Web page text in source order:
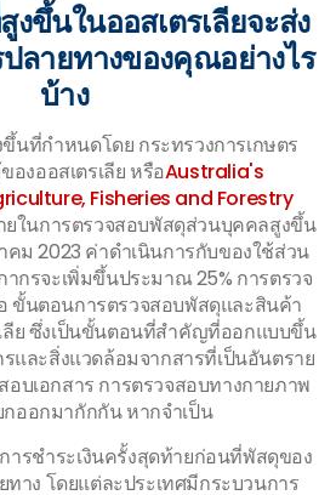
ขึ้นในออสเตรเลียจะส่ง
ลายทางของคุณอย่างไร
บ้าง
นที่กำหนดโดย กระทรวงการเกษตร
องออสเตรเลีย หรือAustralia's
Fisheries and Forestry
ยในการตรวจสอบพัสดุส่วนบุคคลสูงขึ้น
คม 2023 ค่าดำเนินการกับของใช้ส่วน
กรจะเพิ่มขึ้นประมาณ 25% การตรวจ
ขั้นตอนการตรวจสอบพัสดุและสินค้า
ลีย ซึ่งเป็นขั้นตอนที่สำคัญที่ออกแบบขึ้น
และสิ่งแวดล้อมจากสารที่เป็นอันตราย
อบเอกสาร การตรวจสอบทางกายภาพ
กออกมากักกัน หากจำเป็น
ารชำระเงินครั้งสุดท้ายก่อนที่พัสดุของ
าง โดยแต่ละประเทศมีกระบวนการ